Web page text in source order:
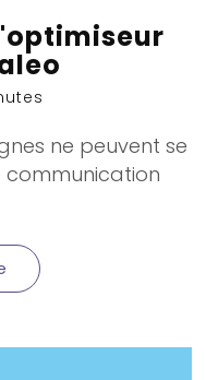
ne peuvent se
communication